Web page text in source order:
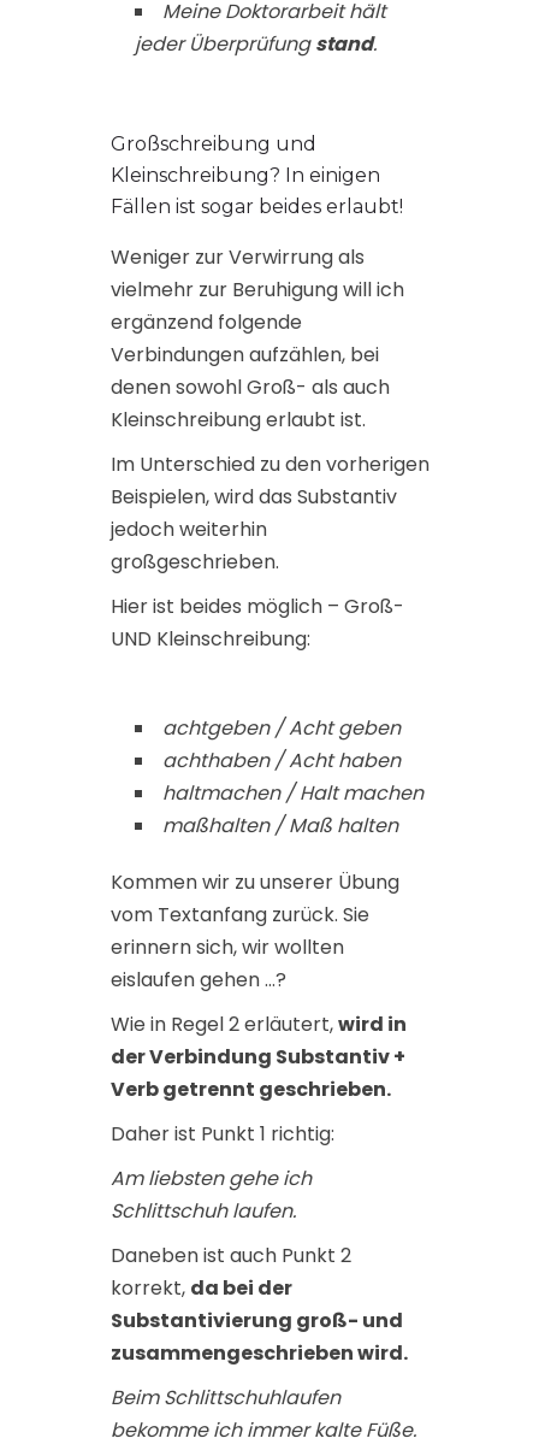
Meine Doktorarbeit hält
jeder Überprüfungstand.
Großschreibung und
Kleinschreibung? In einigen
Fällen ist sogar beides erlaubt!
Weniger zur Verwirrung als
vielmehr zur Beruhigung will ich
ergänzend folgende
Verbindungen aufzählen, bei
denen sowohl Groß- als auch
Kleinschreibung erlaubt ist.
Im Unterschied zu den vorherigen
Beispielen, wird das Substantiv
jedoch weiterhin
großgeschrieben.
Hier ist beides möglich – Groß-
UND Kleinschreibung:
achtgeben / Acht geben
achthaben / Acht haben
haltmachen / Halt machen
maßhalten / Maß halten
Kommen wir zu unserer Übung
vom Textanfang zurück. Sie
erinnern sich, wir wollten
eislaufen gehen …?
Wie in Regel 2 erläutert,wird in
der Verbindung Substantiv +
Verb getrennt geschrieben.
Daher ist Punkt 1 richtig:
Am liebsten gehe ich
Schlittschuh laufen.
Daneben ist auch Punkt 2
korrekt, da bei der
Substantivierung groß- und
zusammengeschrieben wird.
Beim Schlittschuhlaufen
bekomme ich immer kalte Füße.